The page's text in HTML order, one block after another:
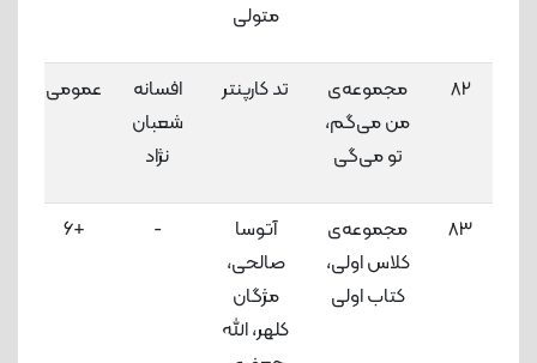
متولی
82
مجموعه‌ی
من می‌گم،
تو می‌گی
تد کارپنتر
افسانه
شعبان
نژاد
عمومی
83
مجموعه‌ی
کلاس اولی،
کتاب اولی
آتوسا
صالحی،
مژگان
کلهر، الله
-
+6